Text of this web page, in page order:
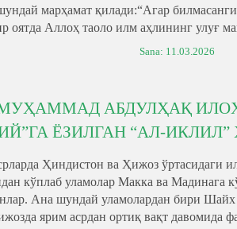
марҳамат қилади:“Агар
оятда Аллоҳ таоло илм аҳлининг улуғ
Sana: 11.03.2026
АБДУЛҲАҚ
ЁЗИЛГАН “АЛ-
Ҳиндистон ва Ҳижоз ўртасидаги
кўплаб уламолар Макка ва Мадинага
Ана шундай уламолардан бири
ярим асрдан ортиқ вақт давомида